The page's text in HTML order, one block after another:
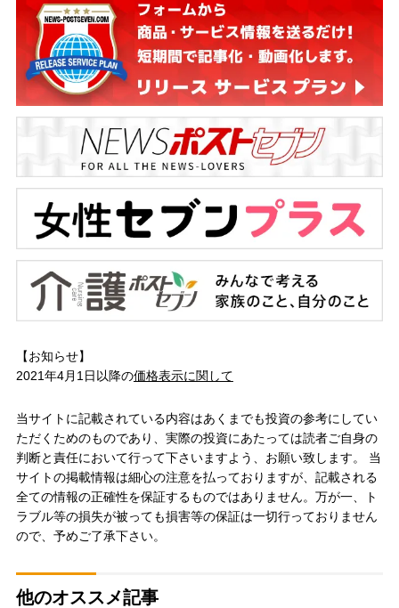
【お知らせ】
2021年4月1日以降の価格表示に関して
当サイトに記載されている内容はあくまでも投資の参考にしてい
ただくためのものであり、実際の投資にあたっては読者ご自身の
判断と責任において行って下さいますよう、お願い致します。 当
サイトの掲載情報は細心の注意を払っておりますが、記載される
全ての情報の正確性を保証するものではありません。万が一、ト
ラブル等の損失が被っても損害等の保証は一切行っておりません
ので、予めご了承下さい。
他のオススメ記事